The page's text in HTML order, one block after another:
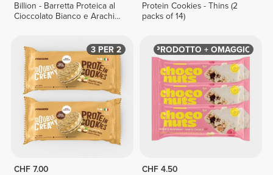
Billion - Barretta Proteica al
Cioccolato Bianco e Arachidi
Protein Cookies - Thins (2
packs of 14)
3 PER 2
CHF 7.00
PRODOTTO + OMAGGIO
CHF 4.50